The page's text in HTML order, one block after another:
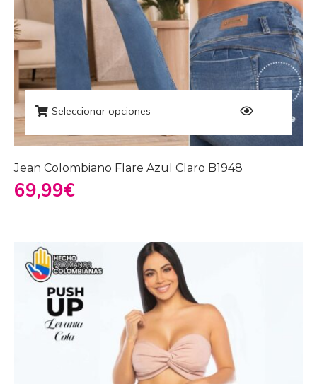
Seleccionar opciones
Jean Colombiano Flare Azul Claro B1948
69,99€